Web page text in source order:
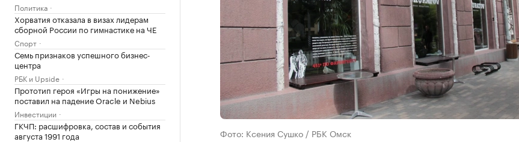
Политика
Хорватия отказала в визах лидерам
сборной России по гимнастике на ЧЕ
Спорт
Семь признаков успешного бизнес-
центра
РБК и Upside
Прототип героя «Игры на понижение»
поставил на падение Oracle и Nebius
Инвестиции
ГКЧП: расшифровка, состав и события
августа 1991 года
Фото: Ксения Сушко / РБК Омск